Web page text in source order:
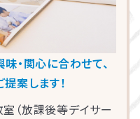
・関心に合わせて、
案します！
（放課後等デイサー
ます。